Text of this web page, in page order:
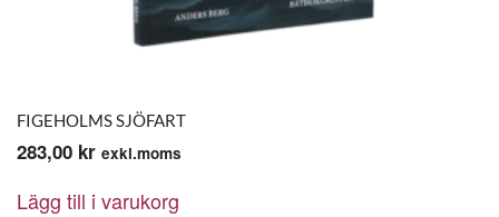
FIGEHOLMS SJÖFART
283,00 kr exkl.moms
Lägg till i varukorg